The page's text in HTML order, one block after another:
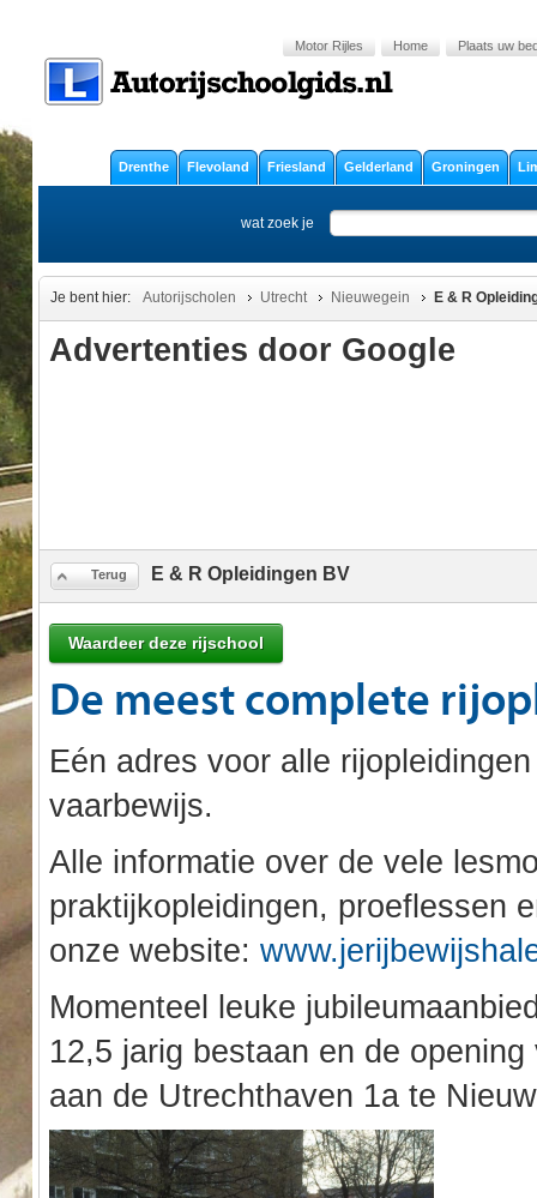
Motor Rijles Home Plaats uw
Drenthe Flevoland Friesland Gelderland Groningen
wat zoek je
Je bent hier: Autorijscholen Utrecht Nieuwegein E & R
Advertenties door Google
Terug E & R Opleidingen BV
Waardeer deze rijschool
De meest complete
Eén adres voor alle
vaarbewijs.
Alle informatie over de vele
praktijkopleidingen, proeflessen
onze website:
Momenteel leuke
12,5 jarig bestaan en de
aan de Utrechthaven 1a te